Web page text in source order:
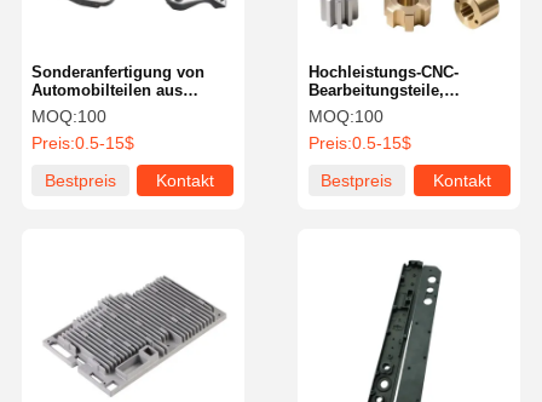
Sonderanfertigung von
Automobilteilen aus
ADC12 für
Motorhalterungen, ISO-
zertifizierte CNC-
Bearbeitung, Autoteile
MOQ:100
Preis:0.5-15$
Bestpreis
Kontakt
Hochleistungs-CNC-
Bearbeitungsteile,
bearbeitete Kunststoffteile
für die Industrie
MOQ:100
Preis:0.5-15$
Bestpreis
Kontakt